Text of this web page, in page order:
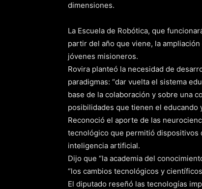
dimensiones.
La Escuela de Robótica, que
partir del año que viene, la
jóvenes misioneros.
Rovira planteó la necesidad de
paradigmas: “dar vuelta el sistema
base de la colaboración y sobre una
posibilidades que tienen el educando
Reconoció el aporte de las
tecnológico que permitió dispositivos
inteligencia artificial.
Dijo que “la academia del
“los cambios tecnológicos y
El diputado reseñó las tecnologías